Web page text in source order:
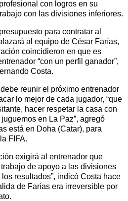
con logros en su
con las divisiones inferiores.
para contratar al
al equipo de César Farías,
coincidieron en que es
“con un perfil ganador”,
Costa.
reunir el próximo entrenador
lo mejor de cada jugador, “que
hacer respetar la casa con
en La Paz”, agregó
está en Doha (Catar), para
FIFA.
exigirá al entrenador que
de apoyo a las divisiones
resultados”, indicó Costa hace
de Farías era irreversible por